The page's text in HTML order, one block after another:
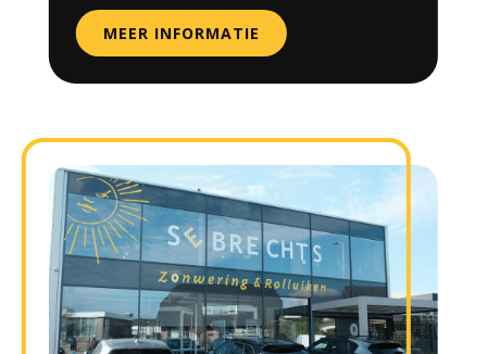
MEER INFORMATIE